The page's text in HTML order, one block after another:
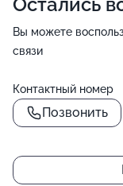
Вы можете
связи
Контактный номер
Позвонить